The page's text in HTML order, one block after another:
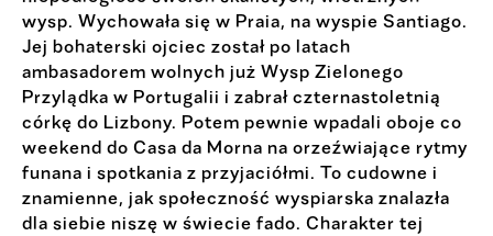
wysp. Wychowała się w Praia, na wyspie Santiago.
Jej bohaterski ojciec został po latach
ambasadorem wolnych już Wysp Zielonego
Przylądka w Portugalii i zabrał czternastoletnią
córkę do Lizbony. Potem pewnie wpadali oboje co
weekend do Casa da Morna na orzeźwiające rytmy
funana i spotkania z przyjaciółmi. To cudowne i
znamienne, jak społeczność wyspiarska znalazła
dla siebie niszę w świecie fado. Charakter tej